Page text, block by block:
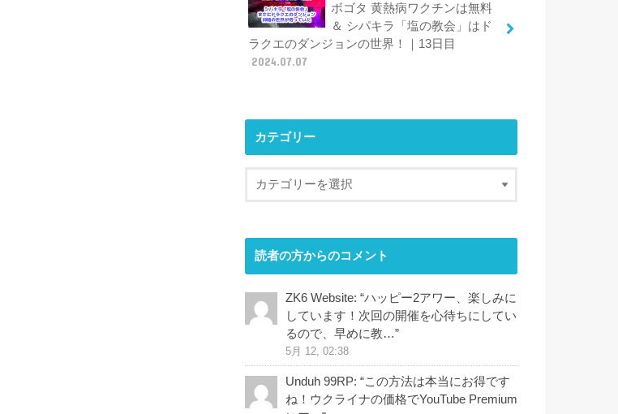
ボゴタ 黄熱病ワクチンは無料
＆ シパキラ「塩の教会」はド
ラクエのダンジョンの世界！｜13日目
2024.07.07
カテゴリー
読者の方からのコメント
ZK6 Website: “ハッピー2アワー、楽しみに
しています！次回の開催を心待ちにしてい
るので、早めに教…”
5月 12, 02:38
Unduh 99RP: “この方法は本当にお得です
ね！ウクライナの価格でYouTube Premium